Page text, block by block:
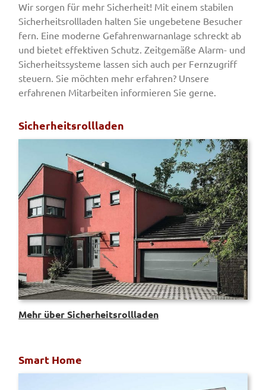
Wir sorgen für mehr Sicherheit! Mit einem stabilen
Sicherheitsrollladen halten Sie ungebetene Besucher
fern. Eine moderne Gefahrenwarnanlage schreckt ab
und bietet effektiven Schutz. Zeitgemäße Alarm- und
Sicherheitssysteme lassen sich auch per Fernzugriff
steuern. Sie möchten mehr erfahren? Unsere
erfahrenen Mitarbeiten informieren Sie gerne.
Sicherheitsrollladen
Mehr über Sicherheitsrollladen
Smart Home